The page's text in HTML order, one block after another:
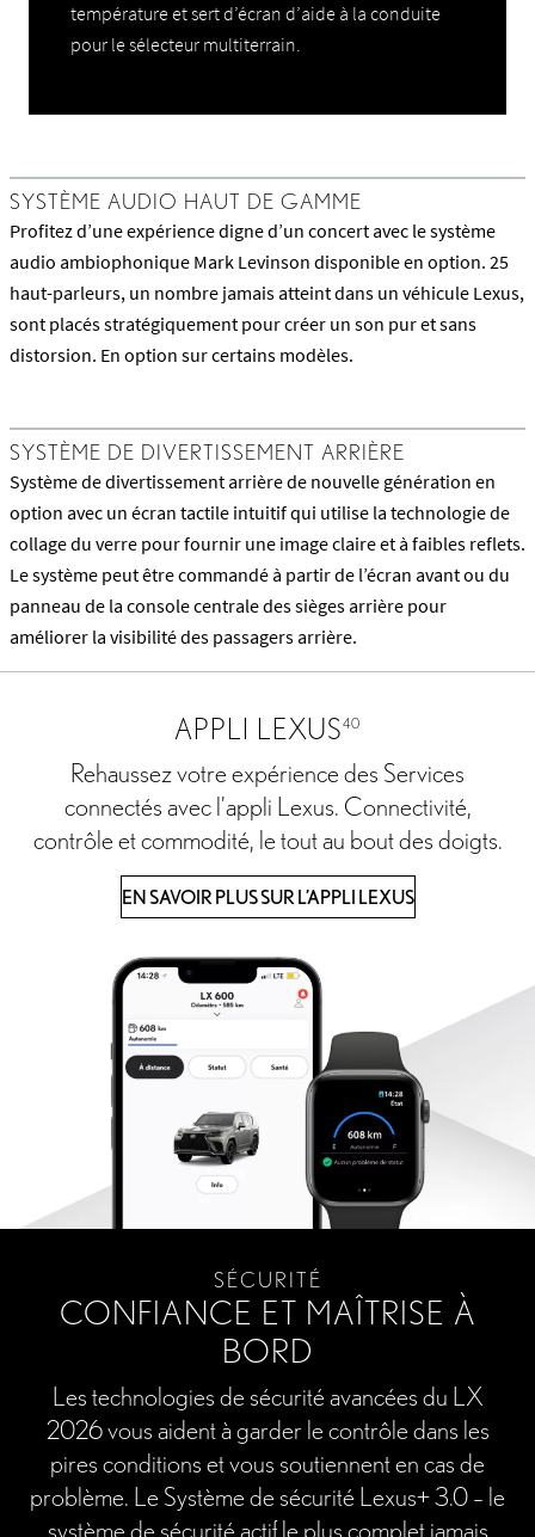
température et sert d’écran d’aide à la conduite
pour le sélecteur multiterrain.
SYSTÈME AUDIO HAUT DE GAMME
Profitez d’une expérience digne d’un concert avec le système
audio ambiophonique Mark Levinson disponible en option. 25
haut-parleurs, un nombre jamais atteint dans un véhicule Lexus,
sont placés stratégiquement pour créer un son pur et sans
distorsion. En option sur certains modèles.
SYSTÈME DE DIVERTISSEMENT ARRIÈRE
Système de divertissement arrière de nouvelle génération en
option avec un écran tactile intuitif qui utilise la technologie de
collage du verre pour fournir une image claire et à faibles reflets.
Le système peut être commandé à partir de l’écran avant ou du
panneau de la console centrale des sièges arrière pour
améliorer la visibilité des passagers arrière.
APPLI LEXUS40
Rehaussez votre expérience des Services
connectés avec l’appli Lexus. Connectivité,
contrôle et commodité, le tout au bout des doigts.
EN SAVOIR PLUS SUR L’APPLI LEXUS
SÉCURITÉ
CONFIANCE ET MAÎTRISE À
BORD
Les technologies de sécurité avancées du LX
2026 vous aident à garder le contrôle dans les
pires conditions et vous soutiennent en cas de
problème. Le Système de sécurité Lexus+ 3.0 – le
système de sécurité actif le plus complet jamais